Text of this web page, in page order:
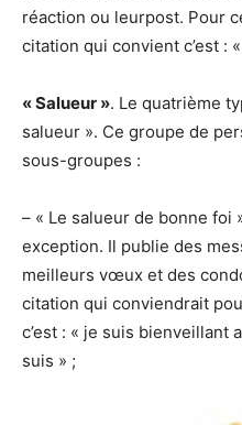
réaction ou leurpost. Pour
citation qui convient c’est :
« Salueur ». Le quatrième
salueur ». Ce groupe de
sous-groupes :
– « Le salueur de bonne foi
exception. Il publie des
meilleurs vœux et des
citation qui conviendrait
c’est : « je suis bienveillant
suis » ;